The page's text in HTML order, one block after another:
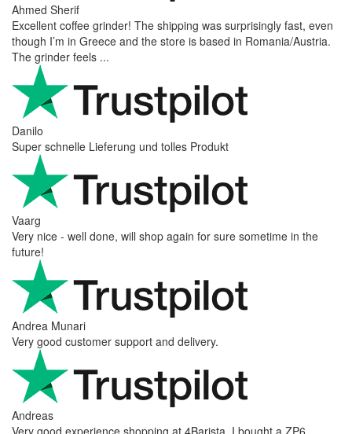
Ahmed Sherif
Excellent coffee grinder! The shipping was surprisingly fast, even
though I’m in Greece and the store is based in Romania/Austria.
The grinder feels ...
Danilo
Super schnelle Lieferung und tolles Produkt
Vaarg
Very nice - well done, will shop again for sure sometime in the
future!
Andrea Munari
Very good customer support and delivery.
Andreas
Very good experience shopping at 4Barista. I bought a ZP6